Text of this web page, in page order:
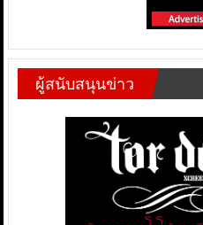
ผู้สนับสนุนข่าว